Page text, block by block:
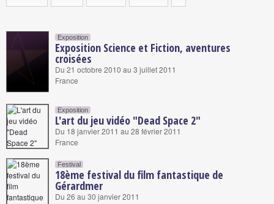
Exposition
Exposition Science et Fiction, aventures
croisées
Du 21 octobre 2010 au 3 juillet 2011
France
Exposition
L'art du jeu vidéo "Dead Space 2"
Du 18 janvier 2011 au 28 février 2011
France
Festival
18ème festival du film fantastique de
Gérardmer
Du 26 au 30 janvier 2011